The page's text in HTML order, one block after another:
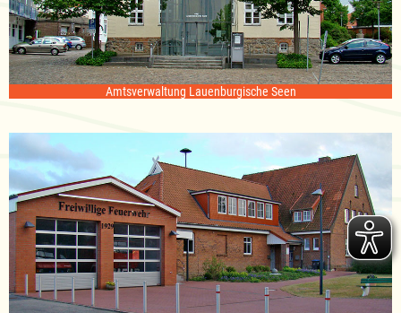
Amtsverwaltung Lauenburgische Seen